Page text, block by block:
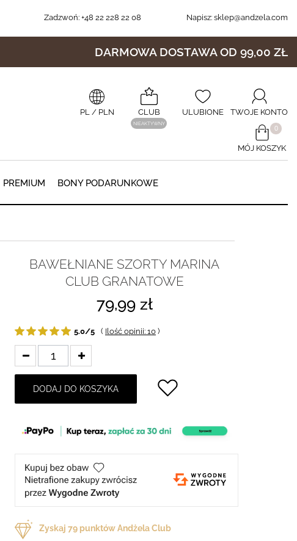
Zadzwoń: +48 22 228 22 08 Napisz: sklep@andzela.com
DARMOWA DOSTAWA OD 99,00 ZŁ
PL/ PLN CLUB
NIEAKTYWNY
ULUBIONE TWOJE KONTO
​0
MÓJ KOSZYK
PREMIUM BONY PODARUNKOWE
BAWEŁNIANE SZORTY MARINA
CLUB GRANATOWE
79,99 zł
5.0/5 ( Ilość opinii: 10 )
DODAJ DO KOSZYKA
Zyskaj 79 punktów Andżela Club